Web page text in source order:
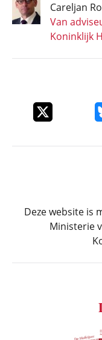
Careljan
Van
Koninklijk
Deel dit item
Deze website is
Ministerie